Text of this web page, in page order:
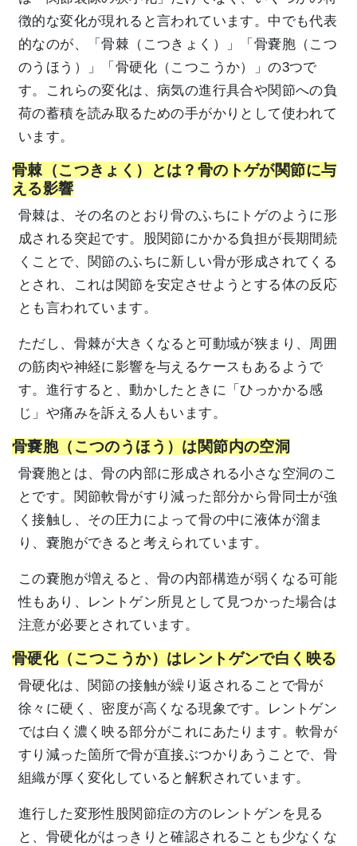
徴的な変化が現れると言われています。中でも代表
的なのが、「骨棘（こつきょく）」「骨嚢胞（こつ
のうほう）」「骨硬化（こつこうか）」の3つで
す。これらの変化は、病気の進行具合や関節への負
荷の蓄積を読み取るための手がかりとして使われて
います。
骨棘（こつきょく）とは？骨のトゲが関節に与
える影響
骨棘は、その名のとおり骨のふちにトゲのように形
成される突起です。股関節にかかる負担が長期間続
くことで、関節のふちに新しい骨が形成されてくる
とされ、これは関節を安定させようとする体の反応
とも言われています。
ただし、骨棘が大きくなると可動域が狭まり、周囲
の筋肉や神経に影響を与えるケースもあるようで
す。進行すると、動かしたときに「ひっかかる感
じ」や痛みを訴える人もいます。
骨嚢胞（こつのうほう）は関節内の空洞
骨嚢胞とは、骨の内部に形成される小さな空洞のこ
とです。関節軟骨がすり減った部分から骨同士が強
く接触し、その圧力によって骨の中に液体が溜ま
り、嚢胞ができると考えられています。
この嚢胞が増えると、骨の内部構造が弱くなる可能
性もあり、レントゲン所見として見つかった場合は
注意が必要とされています。
骨硬化（こつこうか）はレントゲンで白く映る
骨硬化は、関節の接触が繰り返されることで骨が
徐々に硬く、密度が高くなる現象です。レントゲン
では白く濃く映る部分がこれにあたります。軟骨が
すり減った箇所で骨が直接ぶつかりあうことで、骨
組織が厚く変化していると解釈されています。
進行した変形性股関節症の方のレントゲンを見る
と、骨硬化がはっきりと確認されることも少なくな